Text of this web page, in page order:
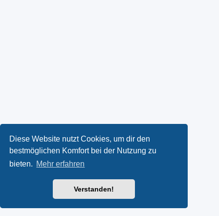
Diese Website nutzt Cookies, um dir den
bestmöglichen Komfort bei der Nutzung zu
bieten. Mehr erfahren
Verstanden!